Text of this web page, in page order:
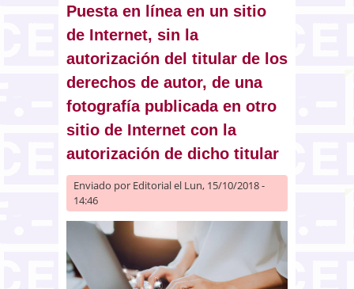
participaciones preferentes por
un exdirector de una sucursal
bancaria
Puesta en línea en un sitio
de Internet, sin la
autorización del titular de los
derechos de autor, de una
fotografía publicada en otro
sitio de Internet con la
autorización de dicho titular
Enviado por Editorialel Lun, 15/10/2018 -
14:46